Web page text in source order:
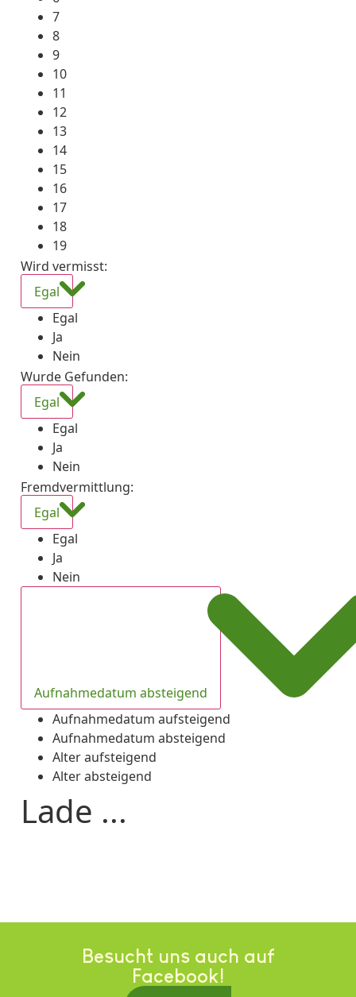
7
8
9
10
11
12
13
14
15
16
17
18
19
Wird vermisst:
Egal
Egal
Ja
Nein
Wurde Gefunden:
Egal
Egal
Ja
Nein
Fremdvermittlung:
Egal
Egal
Ja
Nein
Aufnahmedatum absteigend
Aufnahmedatum aufsteigend
Aufnahmedatum absteigend
Alter aufsteigend
Alter absteigend
Lade ...
Besucht uns auch auf
Facebook!